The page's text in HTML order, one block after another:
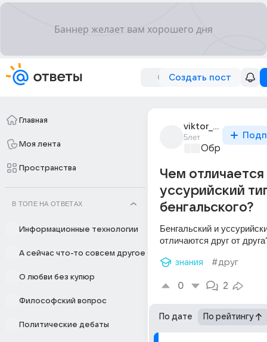
Создать пост
Главная
Моя лента
Пространства
В ТОПЕ НА ОТВЕТАХ
Информационные технологии
А сейчас что-то совсем другое
О любви без купюр
Философский вопрос
Политические дебаты
viktor_smitiia_3
5лет
Чем отличается
уссурийский
бенгальского?
Бенгальский и
отличаются друг от
знания #друг
0 2
По дате По рейтингу